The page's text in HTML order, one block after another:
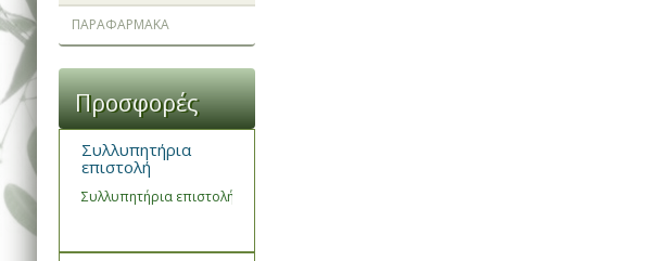
ΠΑΡΑΦΑΡΜΑΚΑ
Προσφορές
Συλλυπητήρια
επιστολή
Συλλυπητήρια επιστολή του Συνεταιρισμού Φαρμακοποιών Ημαθίας και Πέλλας